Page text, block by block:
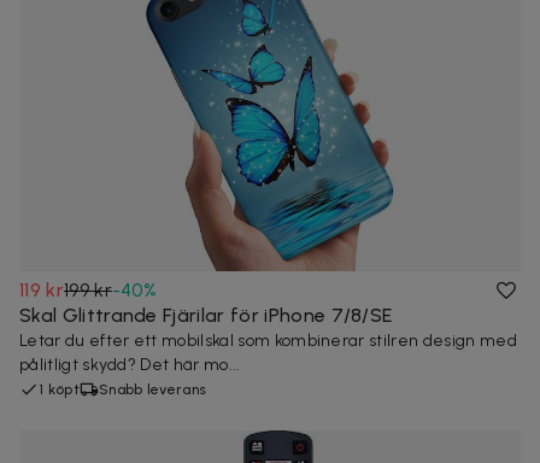
119 kr199 kr-40%
Skal Glittrande Fjärilar för iPhone 7/8/SE
Letar du efter ett mobilskal som kombinerar stilren design med
pålitligt skydd? Det här mo...
1 köpt Snabb leverans